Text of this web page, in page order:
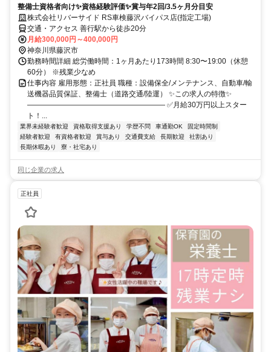
整備士資格者向け✨資格経験評価✨賞与年2回/3.5ヶ月分目安
株式会社リバーサイド RS車検藤沢バイパス店(指定工場)
交通・アクセス 善行駅から徒歩20分
月給300,000円～400,000円
神奈川県藤沢市
勤務時間詳細 総労働時間：1ヶ月あたり173時間 8:30〜19:00（休憩
60分） ※残業少なめ
仕事内容 雇用形態：正社員 職種：設備保全/メンテナンス、自動車/輸
送機器品質保証、整備士（道路交通/陸運） ✨この求人の特徴✨
――――――――――――――――――― ✅月給30万円以上スター
ト！...
業界未経験者歓迎 資格取得支援あり 学歴不問 車通勤OK
固定時間制
経験者歓迎
有資格者歓迎 賞与あり 交通費支給 長期歓迎
社割あり
長期休暇あり
寮・社宅あり
同じ企業の求人
正社員